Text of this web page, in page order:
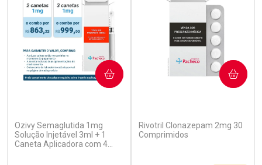
Ozivy Semaglutida 1mg
Solução Injetável 3ml + 1
Caneta Aplicadora com 4
COMPRAR
Rivotril Clonazepam 2mg 30
Comprimidos
COMPRAR